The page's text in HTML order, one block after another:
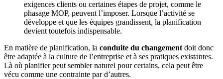
exigences clients ou certaines étapes de projet, comme le
phasage MOP, peuvent l’imposer. Lorsque l’activité se
développe et que les équipes grandissent, la planification
devient toutefois indispensable.
En matière de planification, la conduite du changement doit donc
être adaptée à la culture de l’entreprise et à ses pratiques existantes.
Là où planifier peut sembler naturel pour certains, cela peut être
vécu comme une contrainte par d’autres.